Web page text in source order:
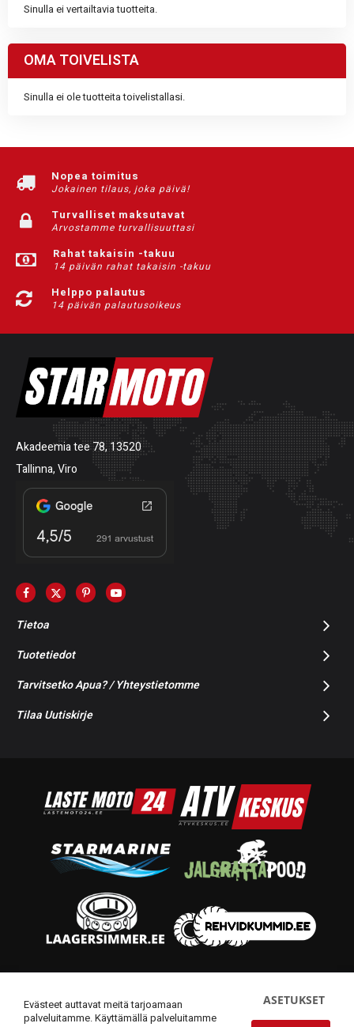
Sinulla ei vertailtavia tuotteita.
OMA TOIVELISTA
Sinulla ei ole tuotteita toivelistallasi.
Nopea toimitus
Jokainen tilaus, joka päivä!
Turvalliset maksutavat
Arvostamme turvallisuuttasi
Rahat takaisin -takuu
14 päivän rahat takaisin -takuu
Helppo palautus
14 päivän palautusoikeus
Akadeemia tee 78, 13520
Tallinna, Viro
Tietoa
Tuotetiedot
Tarvitsetko Apua? / Yhteystietomme
Tilaa Uutiskirje
Evästeet auttavat meitä tarjoamaan
palveluitamme. Käyttämällä palveluitamme
ASETUKSET